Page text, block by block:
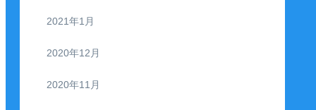
2021年1月
2020年12月
2020年11月